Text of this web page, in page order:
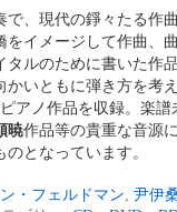
、現代の錚々たる作
をイメージして作曲、
ルのために書いた作品
いともに弾き方を考
アノ作品を収録。楽譜
暁作品等の貴重な音源
となっています。
・フェルドマン 尹伊